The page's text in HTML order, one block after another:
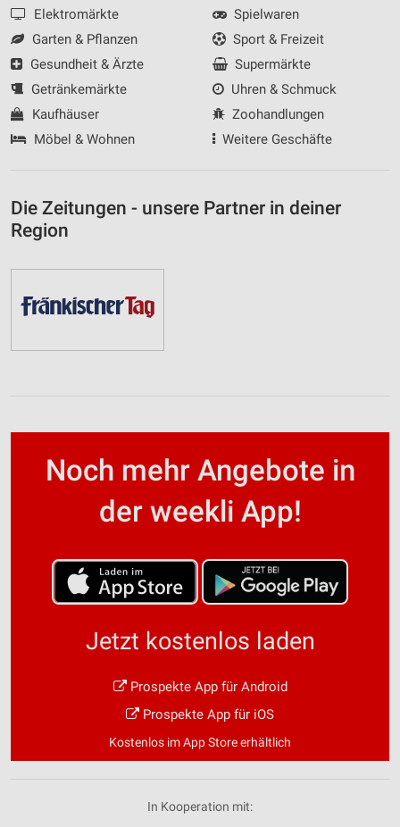
Elektromärkte
Garten & Pflanzen
Gesundheit & Ärzte
Getränkemärkte
Kaufhäuser
Möbel & Wohnen
Spielwaren
Sport & Freizeit
Supermärkte
Uhren & Schmuck
Zoohandlungen
Weitere Geschäfte
Die Zeitungen - unsere Partner in deiner
Region
Noch mehr Angebote in
der weekli App!
Jetzt kostenlos laden
Prospekte App für Android
Prospekte App für iOS
Kostenlos im App Store erhältlich
In Kooperation mit: